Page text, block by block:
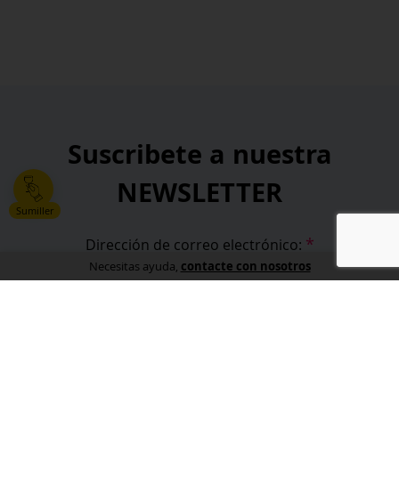
Sumiller
Suscribete a nuestra
NEWSLETTER
Dirección de correo electrónico: *
Necesitas ayuda, contacte con nosotros